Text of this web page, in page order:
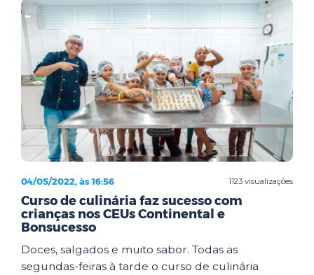
1123 visualizações
04/05/2022, às 16:56
Curso de culinária faz sucesso com
crianças nos CEUs Continental e
Bonsucesso
Doces, salgados e muito sabor. Todas as
segundas-feiras à tarde o curso de culinária